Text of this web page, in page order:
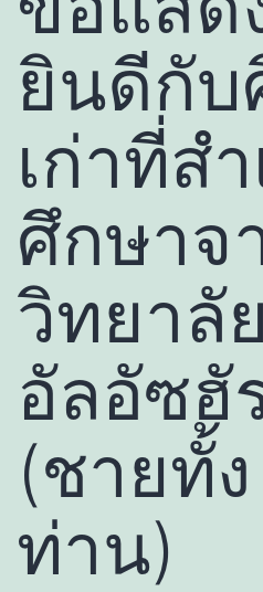
ยินดีกับ
เก่าที่ส
ศึกษาจ
วิทยาลัย
อัลอัซฮั
(ชายทั้ง
ท่าน)